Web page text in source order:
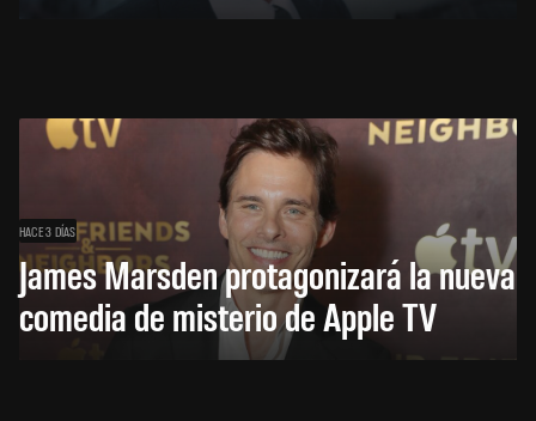
HACE 3 DÍAS
James Marsden protagonizará la nueva
comedia de misterio de Apple TV